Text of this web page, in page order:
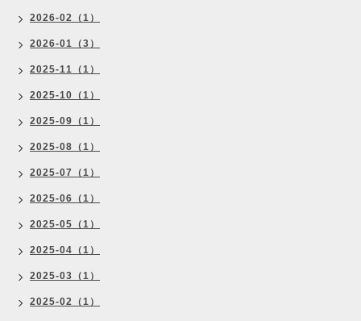
2026-02（1）
2026-01（3）
2025-11（1）
2025-10（1）
2025-09（1）
2025-08（1）
2025-07（1）
2025-06（1）
2025-05（1）
2025-04（1）
2025-03（1）
2025-02（1）